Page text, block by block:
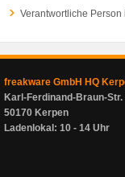
Verantwortliche Person
freakware GmbH HQ
Karl-Ferdinand-Braun-Str.
50170 Kerpen
Ladenlokal: 10 - 14 Uhr